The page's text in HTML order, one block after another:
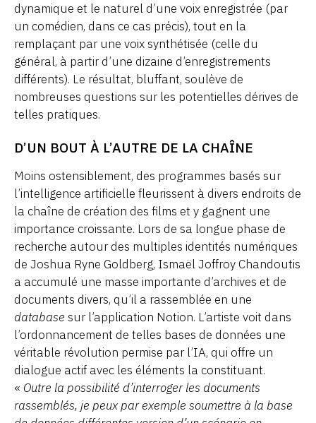
dynamique et le naturel d’une voix enregistrée (par
un comédien, dans ce cas précis), tout en la
remplaçant par une voix synthétisée (celle du
général, à partir d’une dizaine d’enregistrements
différents). Le résultat, bluffant, soulève de
nombreuses questions sur les potentielles dérives de
telles pratiques.
D’UN BOUT À L’AUTRE DE LA CHAÎNE
Moins ostensiblement, des programmes basés sur
l’intelligence artificielle fleurissent à divers endroits de
la chaîne de création des films et y gagnent une
importance croissante. Lors de sa longue phase de
recherche autour des multiples identités numériques
de Joshua Ryne Goldberg, Ismaël Joffroy Chandoutis
a accumulé une masse importante d’archives et de
documents divers, qu’il a rassemblée en une
database sur l’application Notion. L’artiste voit dans
l’ordonnancement de telles bases de données une
véritable révolution permise par l’IA, qui offre un
dialogue actif avec les éléments la constituant.
« Outre la possibilité d’interroger les documents
rassemblés, je peux par exemple soumettre à la base